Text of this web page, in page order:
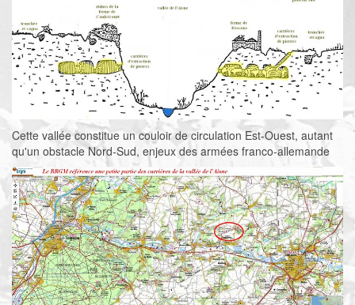
Cette vallée constitue un couloir de circulation Est-Ouest, autant
qu'un obstacle Nord-Sud, enjeux des armées franco-allemande